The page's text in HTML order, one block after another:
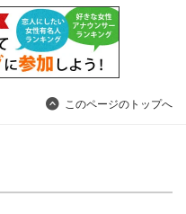
このページのトップへ